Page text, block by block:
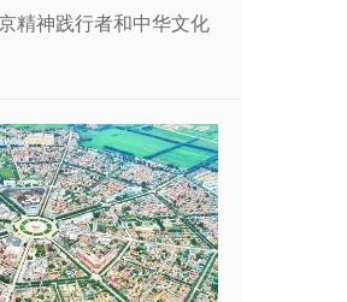
精神践行者和中华文化